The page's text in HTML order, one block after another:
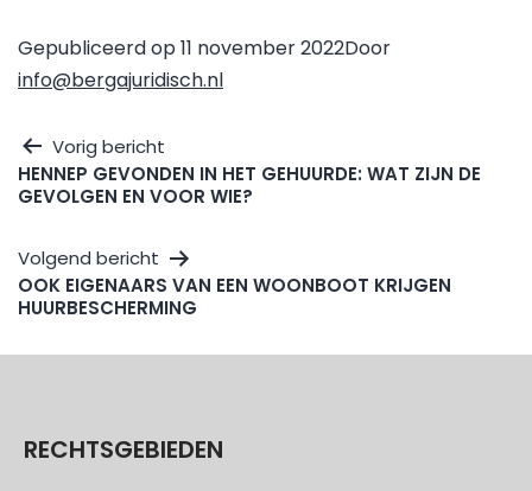
Gepubliceerd op11 november 2022Door
info@bergajuridisch.nl
Vorig bericht
HENNEP GEVONDEN IN HET GEHUURDE: WAT ZIJN DE
GEVOLGEN EN VOOR WIE?
Volgend bericht
OOK EIGENAARS VAN EEN WOONBOOT KRIJGEN
HUURBESCHERMING
RECHTSGEBIEDEN